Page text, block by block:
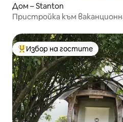
Дом – Stanton
Пристройка към
Най-популярен избор на
Избор на гостите